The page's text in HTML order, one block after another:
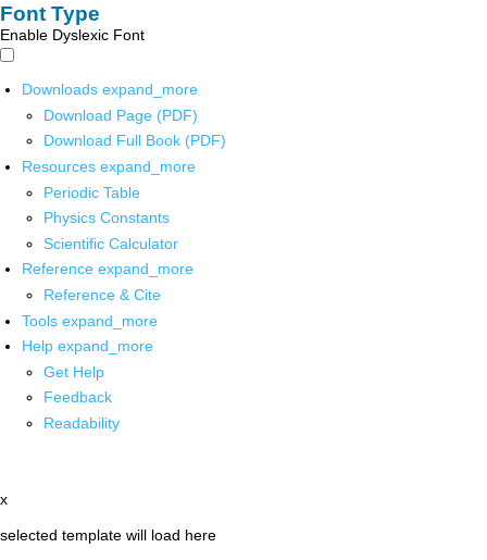
Font Type
Enable Dyslexic Font
Downloads expand_more
Download Page (PDF)
Download Full Book (PDF)
Resources expand_more
Periodic Table
Physics Constants
Scientific Calculator
Reference expand_more
Reference & Cite
Tools expand_more
Help expand_more
Get Help
Feedback
Readability
x
selected template will load here